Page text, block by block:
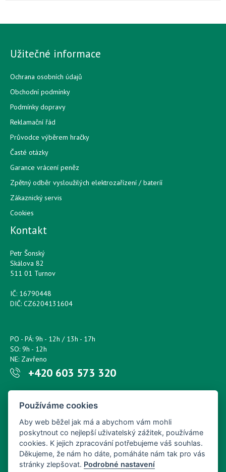
Užitečné informace
Ochrana osobních údajů
Obchodní podmínky
Podmínky dopravy
Reklamační řád
Průvodce výběrem hračky
Časté otázky
Garance vrácení peněz
Zpětný odběr vysloužilých elektrozařízení / bateríí
Zákaznický servis
Cookies
Kontakt
Petr Šonský
Skálova 82
511 01 Turnov
IČ: 16790448
DIČ: CZ6204131604
PO - PÁ: 9h - 12h / 13h - 17h
SO: 9h - 12h
NE: Zavřeno
+420 603 573 320
petr.sonsky@centrum.cz
Používáme cookies
Aby web běžel jak má a abychom vám mohli
poskytnout co nejlepší uživatelský zážitek, používáme
cookies. K jejich zpracování potřebujeme váš souhlas.
Děkujeme, že nám ho dáte, pomáháte nám tak pro vás
stránky zlepšovat. Podrobné nastavení